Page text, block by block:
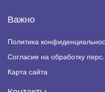
Важно
Политика
Согласие на обработку
Карта сайта